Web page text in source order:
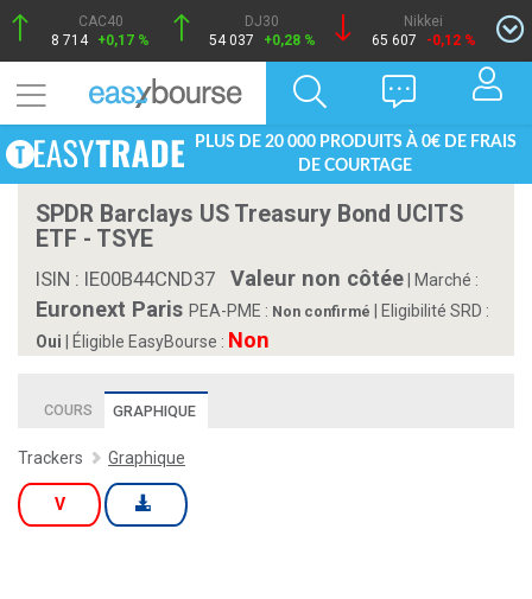
CAC40
8 714 +0,17 %
DJ30
54 037
+0,28 %
Nikkei
65 607
-0,12 %
PLUS DE 20 000 PRODUITS À 0€ DE FRAIS
DE COURTAGE
SPDR Barclays US Treasury Bond UCITS
ETF - TSYE
ISIN : IE00B44CND37 Valeur non côtée Marché :
Euronext Paris PEA-PME : Non confirmé
| Eligibilité SRD :
Oui
| Éligible EasyBourse : Non
COURS GRAPHIQUE
Trackers Graphique
V